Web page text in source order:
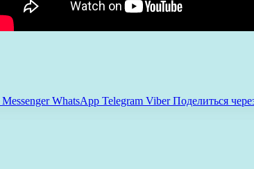
Messenger WhatsApp Telegram Viber Поделиться